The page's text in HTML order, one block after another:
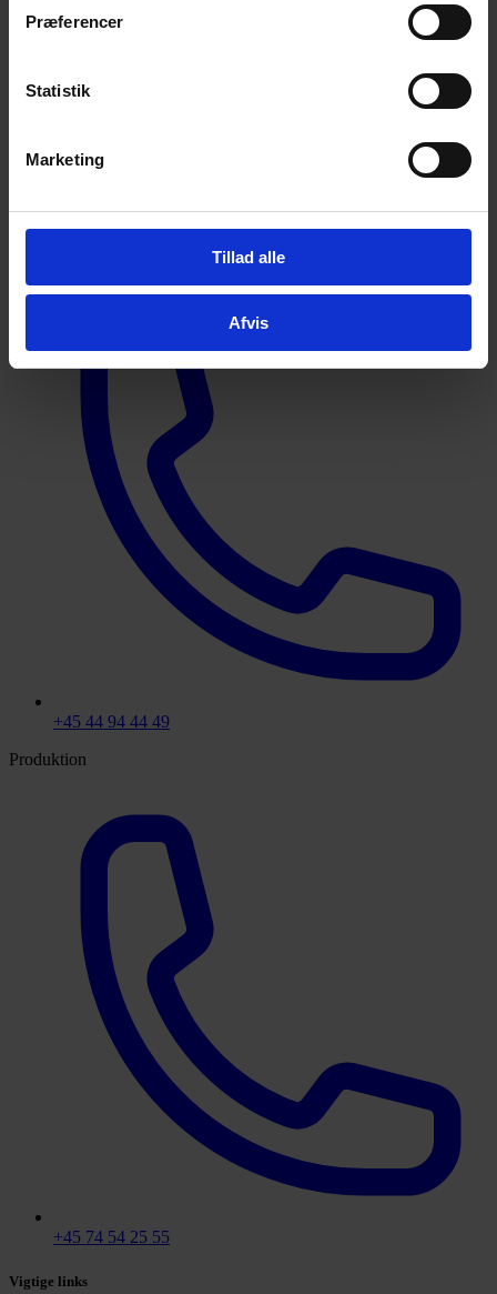
Præferencer
Statistik
Marketing
Tillad alle
Afvis
post@mirit.dk
+45 44 94 44 49
Produktion
+45 74 54 25 55
Vigtige links